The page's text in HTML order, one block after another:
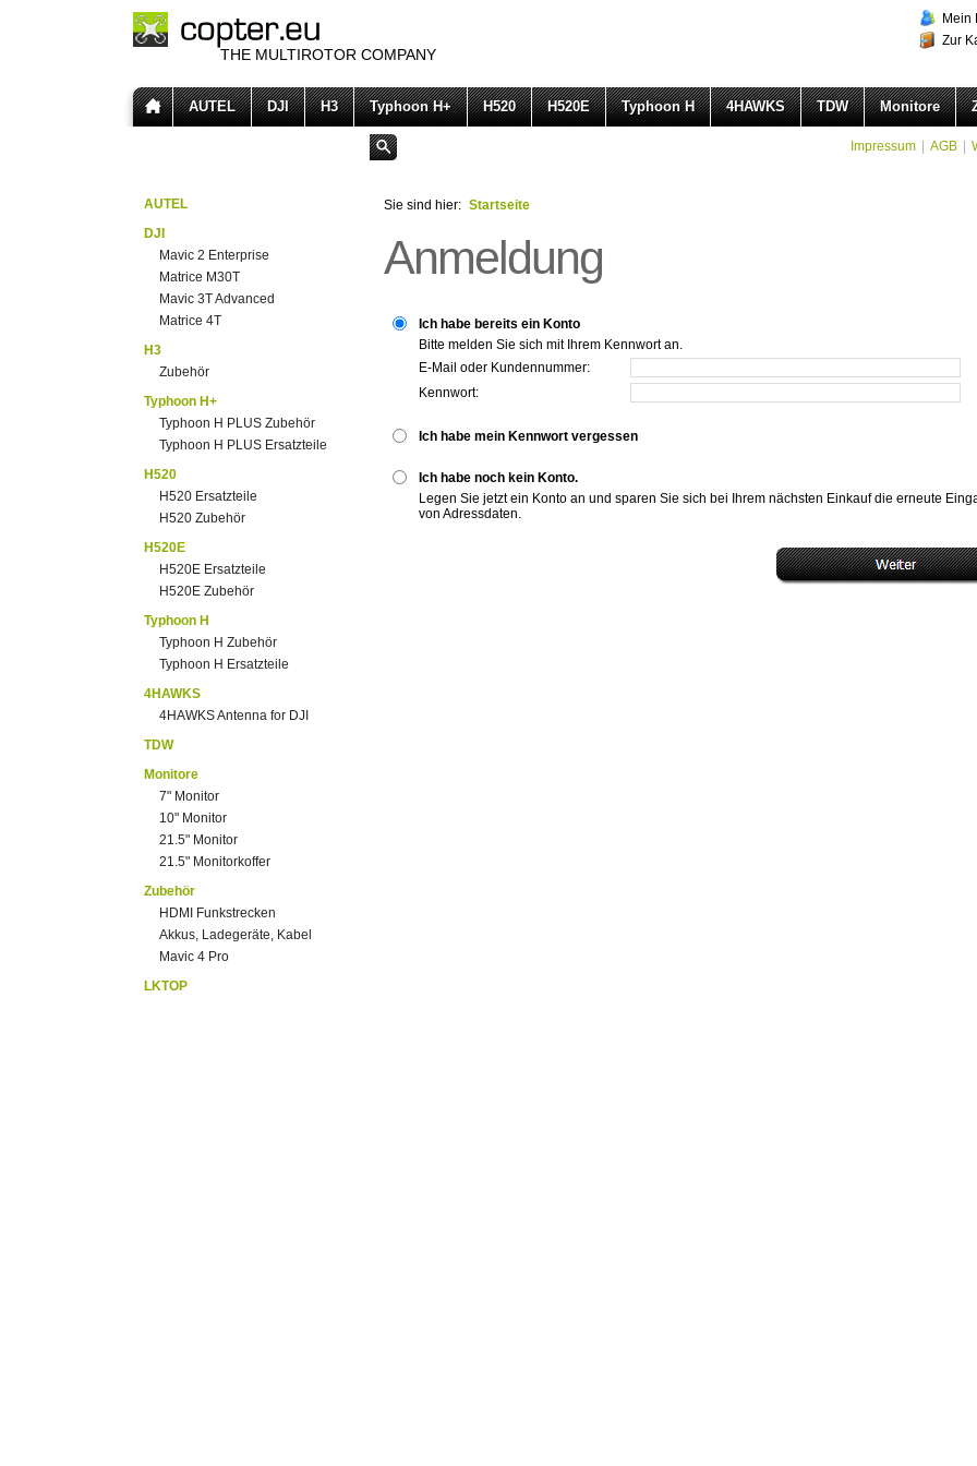
THE MULTIROTOR COMPANY
Mein
Zur
AUTEL DJI H3 Typhoon H+ H520 H520E Typhoon H 4HAWKS TDW Monitore
Impressum AGB
AUTEL
DJI
Mavic 2 Enterprise
Matrice M30T
Mavic 3T Advanced
Matrice 4T
H3
Zubehör
Typhoon H+
Typhoon H PLUS Zubehör
Typhoon H PLUS Ersatzteile
H520
H520 Ersatzteile
H520 Zubehör
H520E
H520E Ersatzteile
H520E Zubehör
Typhoon H
Typhoon H Zubehör
Typhoon H Ersatzteile
4HAWKS
4HAWKS Antenna for DJI
TDW
Monitore
7" Monitor
10" Monitor
21.5" Monitor
21.5" Monitorkoffer
Zubehör
HDMI Funkstrecken
Akkus, Ladegeräte, Kabel
Mavic 4 Pro
LKTOP
Sie sind hier: Startseite
Anmeldung
Ich habe bereits ein Konto
Bitte melden Sie sich mit Ihrem Kennwort an.
E-Mail oder Kundennummer:
Kennwort:
Ich habe mein Kennwort vergessen
Ich habe noch kein Konto.
Legen Sie jetzt ein Konto an und sparen Sie sich bei Ihrem nächsten Einkauf die erneute
von Adressdaten.